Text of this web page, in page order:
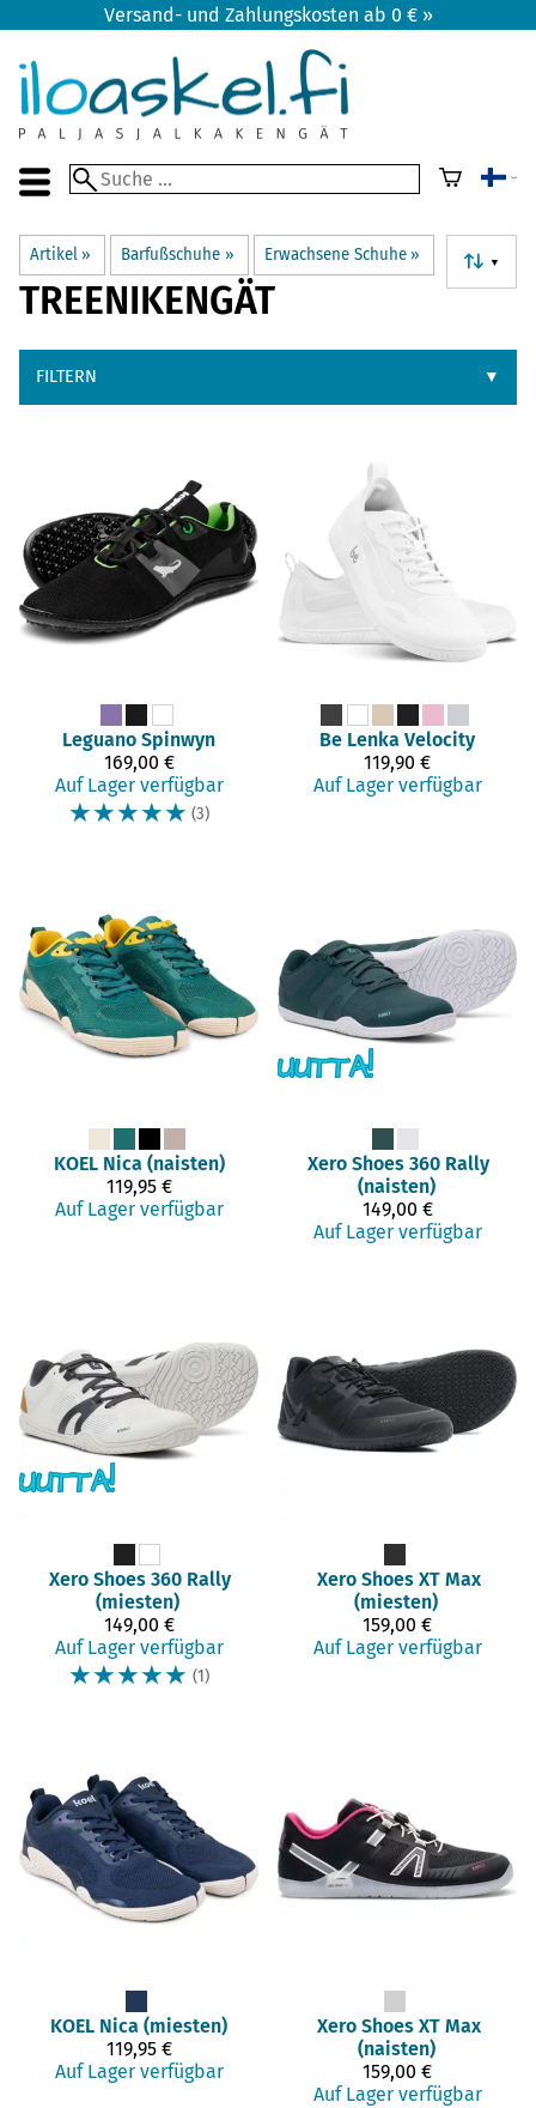
Versand- und Zahlungskosten ab 0 € »
Artikel ‪» Barfußschuhe ‪» Erwachsene Schuhe ‪» ▼
TREENIKENGÄT
FILTERN ▼
Leguano Spinwyn
169,00 €
Auf Lager verfügbar
☆☆☆☆☆ (3)
Be Lenka Velocity
119,90 €
Auf Lager verfügbar
KOEL Nica (naisten)
119,95 €
Auf Lager verfügbar
Xero Shoes 360 Rally
(naisten)
149,00 €
Auf Lager verfügbar
Xero Shoes 360 Rally
(miesten)
149,00 €
Auf Lager verfügbar
☆☆☆☆☆ (1)
Xero Shoes XT Max
(miesten)
159,00 €
Auf Lager verfügbar
KOEL Nica (miesten)
119,95 €
Auf Lager verfügbar
Xero Shoes XT Max
(naisten)
159,00 €
Auf Lager verfügbar